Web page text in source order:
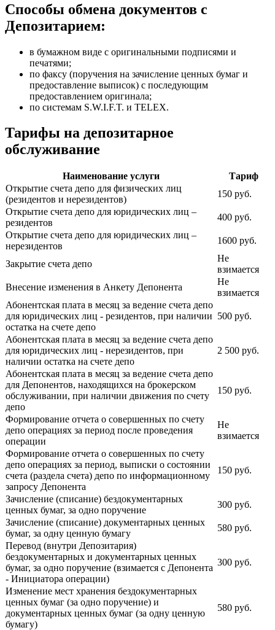
Способы обмена документов с
Депозитарием:
в бумажном виде с оригинальными подписями и
печатями;
по факсу (поручения на зачисление ценных бумаг и
предоставление выписок) с последующим
предоставлением оригинала;
по системам S.W.I.F.T. и TELEX.
Тарифы на депозитарное
обслуживание
Наименование услуги
Тариф
Открытие счета депо для физических лиц
(резидентов и нерезидентов)
150 руб.
Открытие счета депо для юридических лиц –
резидентов
400 руб.
Открытие счета депо для юридических лиц –
нерезидентов
1600 руб.
Закрытие счета депо
Не
взимается
Внесение изменения в Анкету Депонента
Не
взимается
Абонентская плата в месяц за ведение счета депо
для юридических лиц - резидентов, при наличии
остатка на счете депо
500 руб.
Абонентская плата в месяц за ведение счета депо
для юридических лиц - нерезидентов, при
наличии остатка на счете депо
2 500 руб.
Абонентская плата в месяц за ведение счета депо
для Депонентов, находящихся на брокерском
обслуживании, при наличии движения по счету
депо
150 руб.
Формирование отчета о совершенных по счету
депо операциях за период после проведения
операции
Не
взимается
Формирование отчета о совершенных по счету
депо операциях за период, выписки о состоянии
счета (раздела счета) депо по информационному
запросу Депонента
150 руб.
Зачисление (списание) бездокументарных
ценных бумаг, за одно поручение
300 руб.
Зачисление (списание) документарных ценных
бумаг, за одну ценную бумагу
580 руб.
Перевод (внутри Депозитария)
бездокументарных и документарных ценных
бумаг, за одно поручение (взимается с Депонента
- Инициатора операции)
300 руб.
Изменение мест хранения бездокументарных
ценных бумаг (за одно поручение) и
документарных ценных бумаг (за одну ценную
бумагу)
580 руб.